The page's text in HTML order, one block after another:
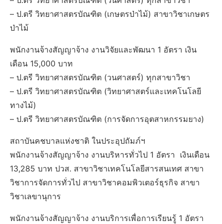
– ป.ตรี วิทยาศาสตรบัณฑิต (เกษตรป่าไม้) สาขาวิชาเกษตร
ป่าไม้
พนักงานจ้างสัญญาจ้าง งานวิจัยและพัฒนา 1 อัตรา เงิน
เดือน 15,000 บาท
– ป.ตรี วิทยาศาสตรบัณฑิต (วนศาสตร์) ทุกสาขาวิชา
– ป.ตรี วิทยาศาสตรบัณฑิต (วิทยาศาสตร์และเทคโนโลยี
ทางไม้)
– ป.ตรี วิทยาศาสตรบัณฑิต (การจัดการอุตสาหกรรมยาง)
สถาบันคชบาลแห่งชาติ ในประอุปถัมภ์ฯ
พนักงานจ้างสัญญาจ้าง งานบริหารทั่วไป 1 อัตรา เงินเดือน
13,285 บาท ปวส. สาขาวิชาเทคโนโลยีสารสนเทศ สาขา
วิชาการจัดการทั่วไป สาขาวิชาคอมพิวเตอร์ธุรกิจ สาขา
วิชาเลขานุการ
พนักงานจ้างสัญญาจ้าง งานบริการเพื่อการเรียนรู้ 1 อัตรา